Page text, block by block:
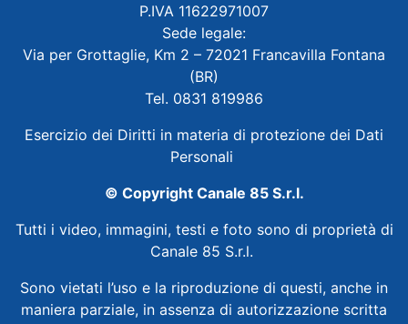
P.IVA 11622971007
Sede legale:
Via per Grottaglie, Km 2 – 72021 Francavilla Fontana
(BR)
Tel. 0831 819986
Esercizio dei Diritti in materia di protezione dei Dati
Personali
© Copyright Canale 85 S.r.l.
Tutti i video, immagini, testi e foto sono di proprietà di
Canale 85 S.r.l.
Sono vietati l’uso e la riproduzione di questi, anche in
maniera parziale, in assenza di autorizzazione scritta